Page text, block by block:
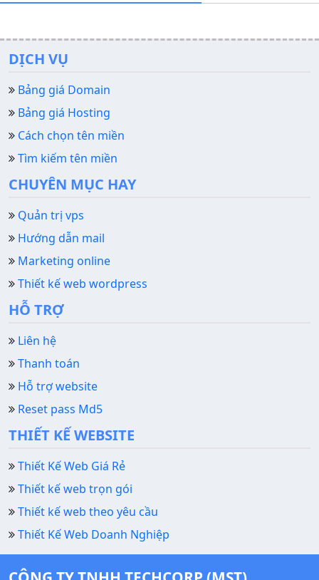
DỊCH VỤ
Bảng giá Domain
Bảng giá Hosting
Cách chọn tên miền
Tìm kiếm tên miền
CHUYÊN MỤC HAY
Quản trị vps
Hướng dẫn mail
Marketing online
Thiết kế web wordpress
HỖ TRỢ
Liên hệ
Thanh toán
Hỗ trợ website
Reset pass Md5
THIẾT KẾ WEBSITE
Thiết Kế Web Giá Rẻ
Thiết kế web trọn gói
Thiết kế web theo yêu cầu
Thiết Kế Web Doanh Nghiệp